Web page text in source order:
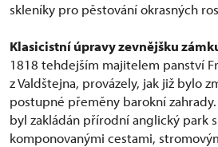
skleníky pro pěstování okrasných
Klasicistní úpravy zevnějšku
1818 tehdejším majitelem panství
z Valdštejna, provázely, jak již bylo
postupné přeměny barokní
byl zakládán přírodní anglický park
komponovanými cestami,